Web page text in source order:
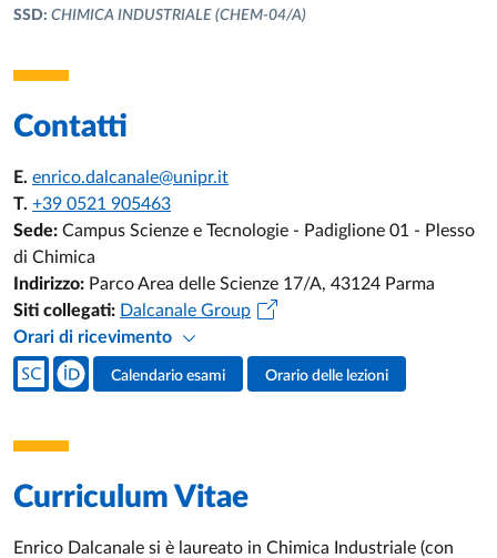
SSD: CHIMICA INDUSTRIALE (CHEM-04/A)
Contatti
E. enrico.dalcanale@unipr.it
T. +39 0521 905463
Sede: Campus Scienze e Tecnologie - Padiglione 01 - Plesso
di Chimica
Indirizzo: Parco Area delle Scienze 17/A, 43124 Parma
Siti collegati: Dalcanale Group
Orari di ricevimento
Social del docente
Calendario esami Orario delle lezioni
Curriculum Vitae
Enrico Dalcanale si è laureato in Chimica Industriale (con